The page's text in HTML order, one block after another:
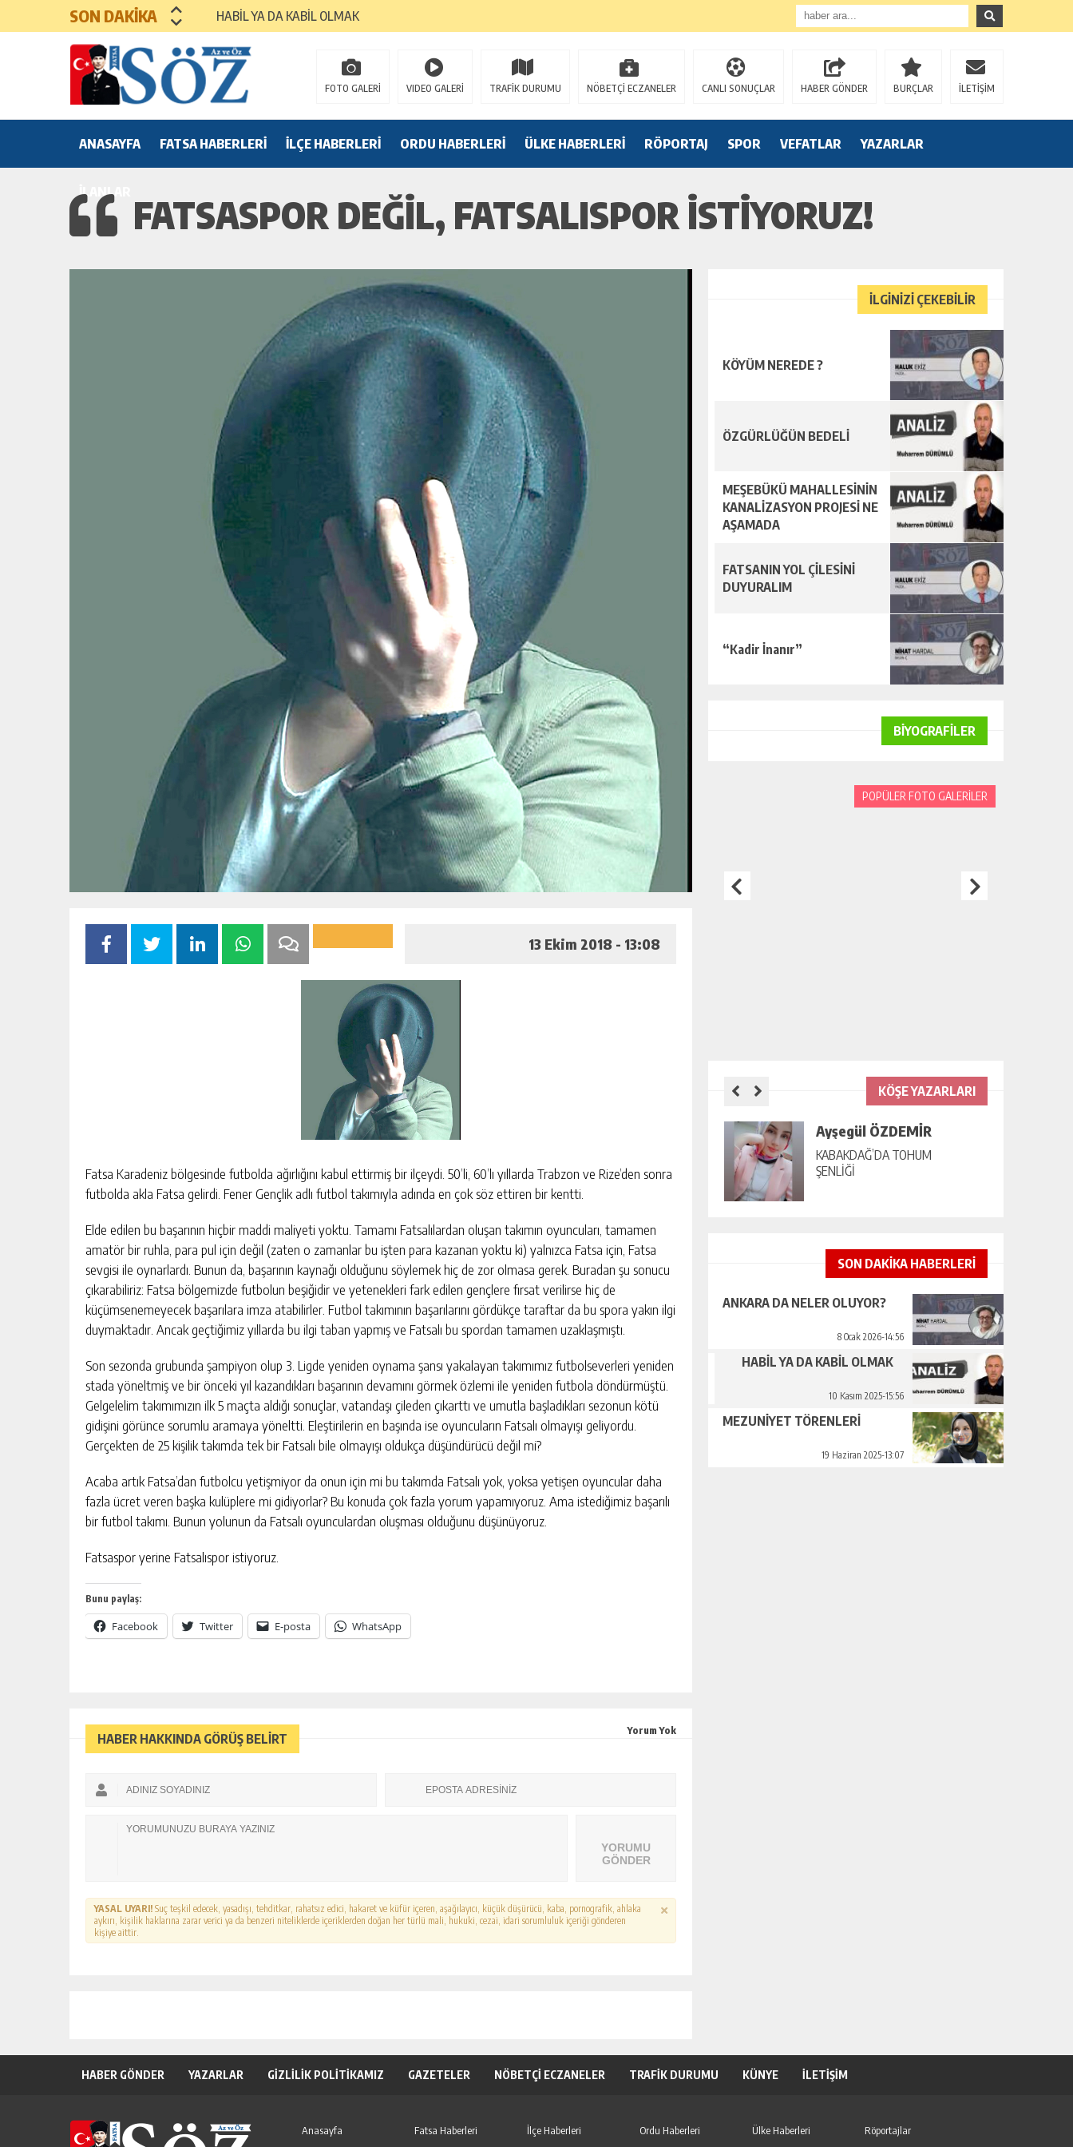
SON DAKİKA
HABİL YA DA KABİL OLMAK
MEZUNİYET TÖRENLERİ
FOTO GALERİ VIDEO GALERİ TRAFİK DURUMU NÖBETÇİ ECZANELER CANLI SONUÇLAR HABER GÖNDER BURÇLAR İLETİŞİM
ANASAYFA FATSA HABERLERİ İLÇE HABERLERİ ORDU HABERLERİ ÜLKE HABERLERİ RÖPORTAJ SPOR VEFATLAR YAZARLAR
İLANLAR FATSASPOR DEĞIL, FATSALISPOR ISTIYORUZ!
13 Ekim 2018 - 13:08
Fatsa Karadeniz bölgesinde futbolda ağırlığını kabul ettirmiş bir ilçeydi. 50’li, 60’lı yıllarda Trabzon ve Rize’den sonra
futbolda akla Fatsa gelirdi. Fener Gençlik adlı futbol takımıyla adında en çok söz ettiren bir kentti.
Elde edilen bu başarının hiçbir maddi maliyeti yoktu. Tamamı Fatsalılardan oluşan takımın oyuncuları, tamamen
amatör bir ruhla, para pul için değil (zaten o zamanlar bu işten para kazanan yoktu ki) yalnızca Fatsa için, Fatsa
sevgisi ile oynarlardı. Bunun da, başarının kaynağı olduğunu söylemek hiç de zor olmasa gerek. Buradan şu sonucu
çıkarabiliriz: Fatsa bölgemizde futbolun beşiğidir ve yetenekleri fark edilen gençlere fırsat verilirse hiç de
küçümsenemeyecek başarılara imza atabilirler. Futbol takımının başarılarını gördükçe taraftar da bu spora yakın ilgi
duymaktadır. Ancak geçtiğimiz yıllarda bu ilgi taban yapmış ve Fatsalı bu spordan tamamen uzaklaşmıştı.
Son sezonda grubunda şampiyon olup 3. Ligde yeniden oynama şansı yakalayan takımımız futbolseverleri yeniden
stada yöneltmiş ve bir önceki yıl kazandıkları başarının devamını görmek özlemi ile yeniden futbola döndürmüştü.
Gelgelelim takımımızın ilk 5 maçta aldığı sonuçlar, vatandaşı çileden çıkarttı ve umutla başladıkları sezonun kötü
gidişini görünce sorumlu aramaya yöneltti. Eleştirilerin en başında ise oyuncuların Fatsalı olmayışı geliyordu.
Gerçekten de 25 kişilik takımda tek bir Fatsalı bile olmayışı oldukça düşündürücü değil mi?
Acaba artık Fatsa’dan futbolcu yetişmiyor da onun için mi bu takımda Fatsalı yok, yoksa yetişen oyuncular daha
fazla ücret veren başka kulüplere mi gidiyorlar? Bu konuda çok fazla yorum yapamıyoruz. Ama istediğimiz başarılı
bir futbol takımı. Bunun yolunun da Fatsalı oyunculardan oluşması olduğunu düşünüyoruz.
Fatsaspor yerine Fatsalıspor istiyoruz.
Bunu paylaş:
Facebook Twitter E-posta WhatsApp
HABER HAKKINDA GÖRÜŞ BELİRT
Yorum Yok
YORUMU
GÖNDER
YASAL UYARI! Suç teşkil edecek, yasadışı, tehditkar, rahatsız edici, hakaret ve küfür içeren, aşağılayıcı, küçük düşürücü, kaba, pornografik, ahlaka
aykırı, kişilik haklarına zarar verici ya da benzeri niteliklerde içeriklerden doğan her türlü mali, hukuki, cezai, idari sorumluluk içeriği gönderen
kişiye aittir.
İLGİNİZİ ÇEKEBİLİR
KÖYÜM NEREDE ?
ÖZGÜRLÜĞÜN BEDELİ
MEŞEBÜKÜ MAHALLESİNİN
KANALİZASYON PROJESİ NE
AŞAMADA
FATSANIN YOL ÇİLESİNİ
DUYURALIM
“Kadir İnanır”
BİYOGRAFİLER
POPÜLER FOTO GALERİLER
KÖŞE YAZARLARI
Yusuf Yakan Ayşegül ÖZDEMİR
KABAKDAĞ’DA TOHUM
ŞENLİĞİ
SON DAKİKA HABERLERİ
ANKARA DA NELER OLUYOR?
8 Ocak 2026-14:56
HABİL YA DA KABİL OLMAK
10 Kasım 2025-15:56
MEZUNİYET TÖRENLERİ
19 Haziran 2025-13:07
HABER GÖNDER YAZARLAR GİZLİLİK POLİTİKAMIZ GAZETELER NÖBETÇİ ECZANELER TRAFİK DURUMU KÜNYE İLETİŞİM
Anasayfa Fatsa Haberleri İlçe Haberleri Ordu Haberleri Ülke Haberleri
Röportajlar